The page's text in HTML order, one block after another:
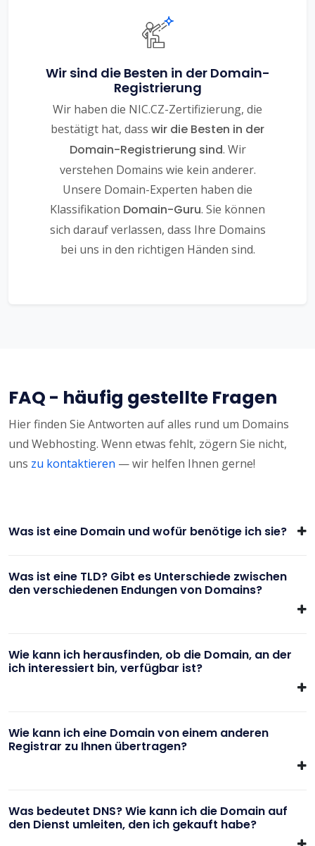
Wir sind die Besten in der Domain-
Registrierung
Wir haben die NIC.CZ-Zertifizierung, die
bestätigt hat, dass wir die Besten in der
Domain-Registrierung sind. Wir
verstehen Domains wie kein anderer.
Unsere Domain-Experten haben die
Klassifikation Domain-Guru. Sie können
sich darauf verlassen, dass Ihre Domains
bei uns in den richtigen Händen sind.
FAQ - häufig gestellte Fragen
Hier finden Sie Antworten auf alles rund um Domains
und Webhosting. Wenn etwas fehlt, zögern Sie nicht,
uns zu kontaktieren — wir helfen Ihnen gerne!
Was ist eine Domain und wofür benötige ich sie?
Was ist eine TLD? Gibt es Unterschiede zwischen
den verschiedenen Endungen von Domains?
Wie kann ich herausfinden, ob die Domain, an der
ich interessiert bin, verfügbar ist?
Wie kann ich eine Domain von einem anderen
Registrar zu Ihnen übertragen?
Was bedeutet DNS? Wie kann ich die Domain auf
den Dienst umleiten, den ich gekauft habe?